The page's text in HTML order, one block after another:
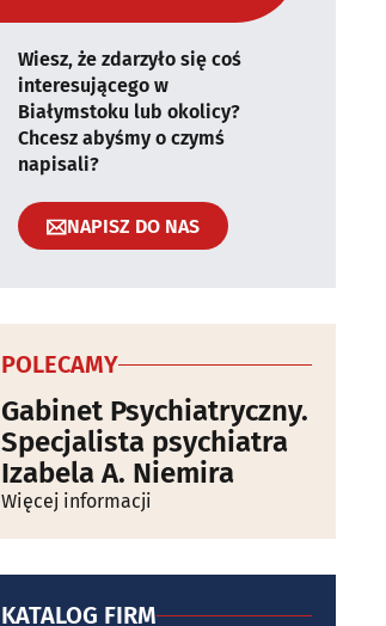
Wiesz, że zdarzyło się coś
interesującego w
Białymstoku lub okolicy?
Chcesz abyśmy o czymś
napisali?
NAPISZ DO NAS
POLECAMY
Gabinet Psychiatryczny.
Specjalista psychiatra
Izabela A. Niemira
Więcej informacji
KATALOG FIRM